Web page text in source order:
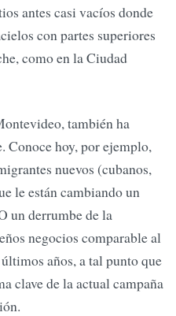
antes casi vacíos donde
con partes superiores
como en la Ciudad
también ha
Conoce hoy, por ejemplo,
nuevos (cubanos,
le están cambiando un
un derrumbe de la
negocios comparable al
años, a tal punto que
clave de la actual campaña